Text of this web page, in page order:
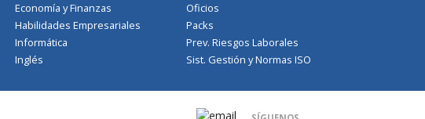
Economía y Finanzas
Habilidades Empresariales
Informática
Inglés
Oficios
Packs
Prev. Riesgos Laborales
Sist. Gestión y Normas ISO